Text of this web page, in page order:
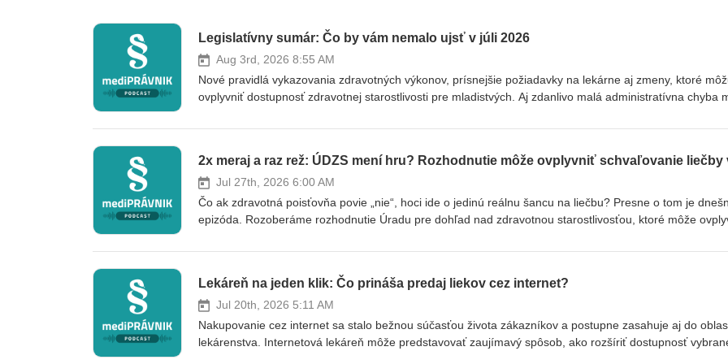
Legislatívny sumár: Čo by vám nemalo ujsť v júli 2026
Aug 3rd, 2026 8:55 AM
Nové pravidlá vykazovania zdravotných výkonov, prísnejšie požiadavky na lekárne aj zmeny, ktoré
ovplyvniť dostupnosť zdravotnej starostlivosti pre mladistvých. Aj zdanlivo malá administratívna chyba
sumára sa Lenka Kavarniková a Katarína Uhrinová, právničky z advokátskej kancelárie h&amp;h
asistenčnej zdravotnej služby, Slovenskému farmaceutickému kódexu aj najčastejším nedostatkom
pri inšpekciách ŠÚKL. Pozrú sa tiež na návrh, podľa ktorého by mohli pacienti od 15 rokov jednoduchšie
využiť starostlivosť špecialistov pre dospelých. Vysvetlia, čo už platí, čo sa ešte len pripravuje a na čo by
mali poskytovatelia zdravotnej starostlivosti a lekárne dať pozor. ❓ Máte na nás otázku v súvislosti s
https://www.medipravnik.sk | +421 948 075 965
Jul 27th, 2026 6:00 AM
Čo ak zdravotná poisťovňa povie „nie“, hoci ide o jedinú reálnu šancu na liečbu? Presne o tom je
epizóda. Rozoberáme rozhodnutie Úradu pre dohľad nad zdravotnou starostlivosťou, ktoré môže
nakoniec nesúhlasil a aký odkaz zanecháva toto rozhodnutie pre ďalšie podobné prípady? ❓ Máte na
pozrieme. https://www.medipravnik.sk | +421 948 075 965
Lekáreň na jeden klik: Čo prináša predaj liekov cez internet?
Jul 20th, 2026 5:11 AM
Nakupovanie cez internet sa stalo bežnou súčasťou života zákazníkov a postupne zasahuje aj do
lekárenstva. Internetová lekáreň môže predstavovať zaujímavý spôsob, ako rozšíriť dostupnosť